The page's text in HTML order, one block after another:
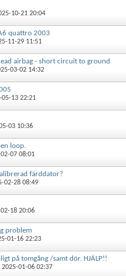
10-21 20:04
quattro 2003
11-29 11:51
airbag - short circuit to ground
03-02 14:32
05-13 22:21
03 10:36
loop.
07 08:01
färddator?
02-28 08:49
18 20:06
problem
01-16 22:23
på tomgång /samt dör. HJÄLP!!
2025-01-06 02:37